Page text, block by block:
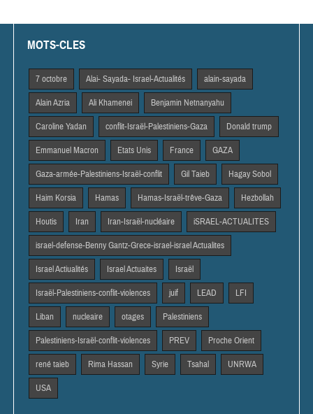
MOTS-CLES
7 octobre Alai- Sayada- Israel-Actualités alain-sayada
Alain Azria Ali Khamenei Benjamin Netnanyahu
Caroline Yadan conflit-Israël-Palestiniens-Gaza Donald trump
Emmanuel Macron Etats Unis France GAZA
Gaza-armée-Palestiniens-Israël-conflit Gil Taieb Hagay Sobol
Haim Korsia Hamas Hamas-Israël-trêve-Gaza Hezbollah
Houtis Iran Iran-Israël-nucléaire iSRAEL-ACTUALITES
israel-defense-Benny Gantz-Grece-israel-israel Actualites
Israel Actiualités Israel Actuaites Israël
Israël-Palestiniens-conflit-violences juif LEAD LFI
Liban nucleaire otages Palestiniens
Palestiniens-Israël-conflit-violences PREV Proche Orient
rené taieb Rima Hassan Syrie Tsahal UNRWA
USA